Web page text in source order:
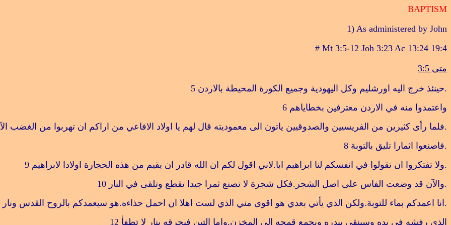
BAPTISM
1) As administered by John
# Mt 3:5-12 Joh 3:23 Ac 13:24 19:4
متى 3:5
5 حينئذ خرج اليه اورشليم وكل اليهودية وجميع الكورة المحيطة بالاردن.
6 واعتمدوا منه في الاردن معترفين بخطاياهم
فلما رأى كثيرين من الفريسيين والصدوقيين ياتون الى معموديته قال لهم يا اولاد الافاعي من اراكم ان تهربوا من الغضب.
8 فاصنعوا اثمارا تليق بالتوبة.
9 ولا تفتكروا ان تقولوا في انفسكم لنا ابراهيم ابا.لاني اقول لكم ان الله قادر ان يقيم من هذه الحجارة اولادا لابراهيم.
10
والآن قد وضعت الفاس على اصل الشجر .فكل شجرة لا تصنع ثمرا جيدا تقطع وتلقى في النار
.
انا اعمدكم بماء للتوبة.ولكن الذي يأتي بعدي هو اقوى مني الذي لست اهلا ان احمل حذاءه.هو سيعمدكم بالروح القدس ونار .
12 الذي رفشه في يده وسينقي بيدره ويجمع قمحه الى المخزن.واما التبن فيحرقه بنار لا تطفأ